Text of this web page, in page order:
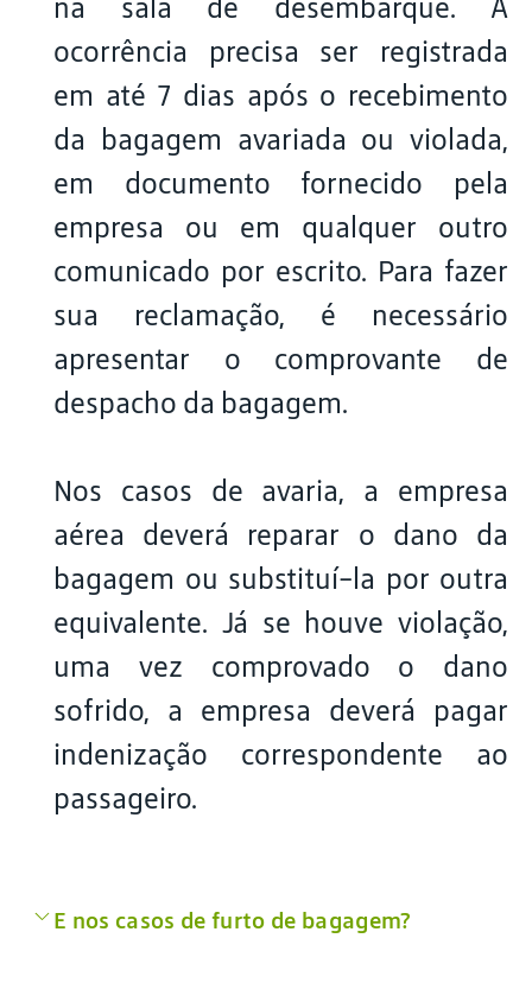
na sala de desembarque. A
ocorrência precisa ser registrada
em até 7 dias após o recebimento
da bagagem avariada ou violada,
em documento fornecido pela
empresa ou em qualquer outro
comunicado por escrito. Para fazer
sua reclamação, é necessário
apresentar o comprovante de
despacho da bagagem.
Nos casos de avaria, a empresa
aérea deverá reparar o dano da
bagagem ou substituí-la por outra
equivalente. Já se houve violação,
uma vez comprovado o dano
sofrido, a empresa deverá pagar
indenização correspondente ao
passageiro.
E nos casos de furto de bagagem?